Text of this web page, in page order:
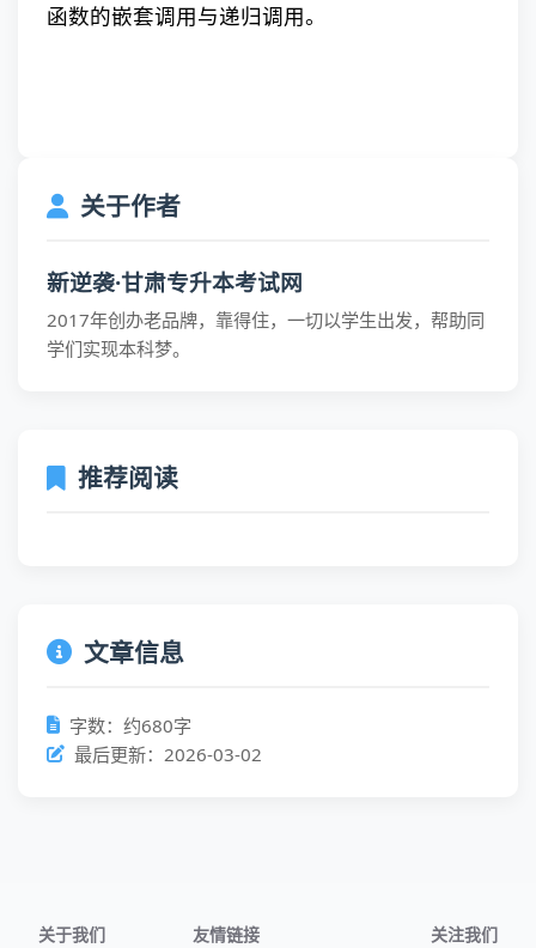
函数的嵌套调用与递归调用。
关于作者
新逆袭·甘肃专升本考试网
2017年创办老品牌，靠得住，一切以学生出发，帮助同
学们实现本科梦。
推荐阅读
文章信息
字数：约680字
最后更新：2026-03-02
关于我们 友情链接 关注我们